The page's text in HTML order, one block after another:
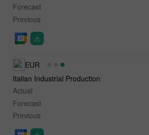
Forecast
Previous
EUR
Italian Industrial Production
Actual
Forecast
Previous